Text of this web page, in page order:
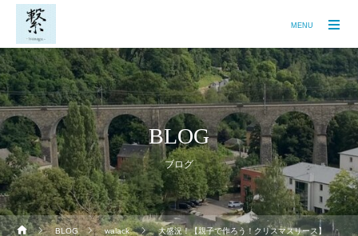
BLOG
ブログ
BLOG walack 大盛況！【親子で作ろう！クリスマスリース】
MENU